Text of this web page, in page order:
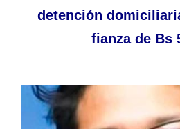
detención
fianza de Bs